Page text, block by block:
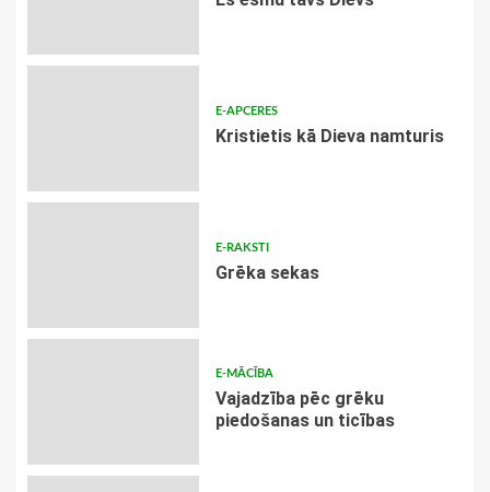
E-APCERES
Kristietis kā Dieva namturis
E-RAKSTI
Grēka sekas
E-MĀCĪBA
Vajadzība pēc grēku
piedošanas un ticības